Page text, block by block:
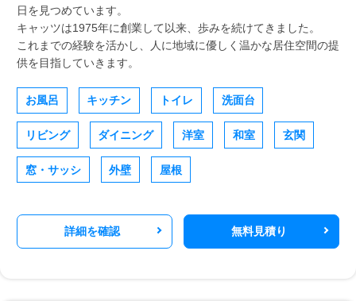
日を見つめています。
キャッツは1975年に創業して以来、歩みを続けてきました。
これまでの経験を活かし、人に地域に優しく温かな居住空間の提
供を目指していきます。
お風呂 キッチン トイレ 洗面台
リビング ダイニング 洋室 和室 玄関
窓・サッシ 外壁 屋根
詳細を確認 無料見積り